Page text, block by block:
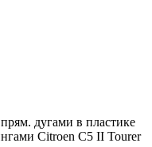
дугами в пластике
Citroen C5 II Tourer